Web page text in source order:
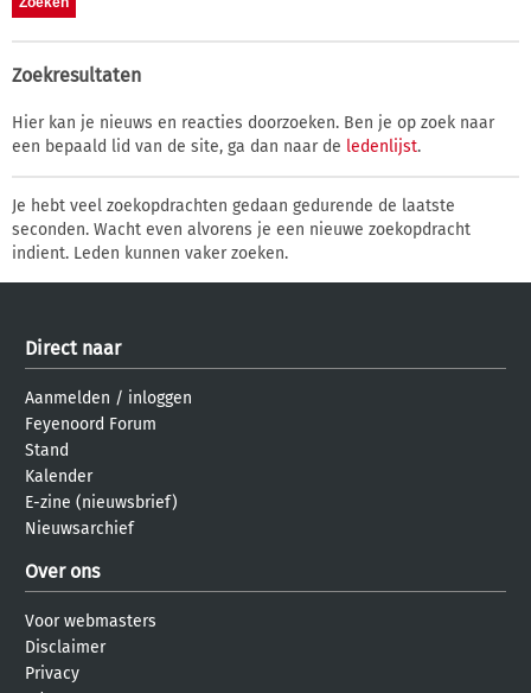
Zoekresultaten
Hier kan je nieuws en reacties doorzoeken. Ben je op zoek naar
een bepaald lid van de site, ga dan naar de ledenlijst.
Je hebt veel zoekopdrachten gedaan gedurende de laatste
seconden. Wacht even alvorens je een nieuwe zoekopdracht
indient. Leden kunnen vaker zoeken.
Direct naar
Aanmelden / inloggen
Feyenoord Forum
Stand
Kalender
E-zine (nieuwsbrief)
Nieuwsarchief
Over ons
Voor webmasters
Disclaimer
Privacy